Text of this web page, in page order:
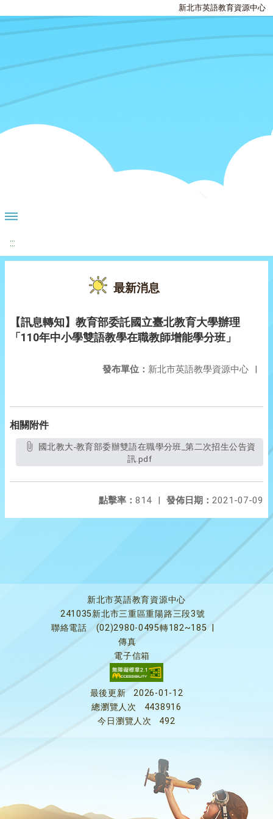
新北市英語教育資源中心
:::
最新消息
【訊息轉知】教育部委託國立臺北教育大學辦理
「110年中小學雙語教學在職教師增能學分班」
發布單位： 新北市英語教學資源中心 |
相關附件
訊.pdf
發佈日期： 2021-07-09
點擊率： 814 |
新北市英語教育資源中心
241035新北市三重區重陽路三段3號
聯絡電話
(02)2980-0495轉182~185
傳真
電子信箱
最後更新
2026-01-12
總瀏覽人次
4438916
今日瀏覽人次
492